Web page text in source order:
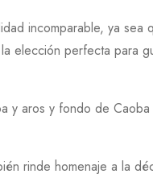
incomparable, ya sea
elección perfecta para
y aros y fondo de
rinde homenaje a la